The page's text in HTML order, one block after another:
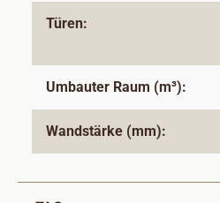
Türen:
Umbauter Raum (m³):
Wandstärke (mm):